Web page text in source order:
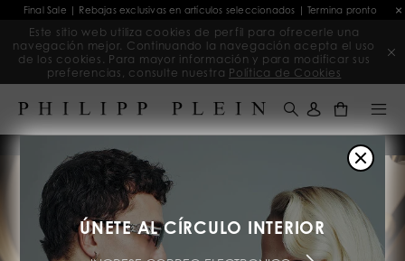
Final Sale | Rebajas exclusivas en artículos seleccionados | Termina pronto
Este sitio web utiliza cookies de perfil para ofrecerle una
navegación mejor. Continuando la navegación acepta el uso
de los cookies. Para mayor información y para modificar sus
preferencias, consulte nuestra Política de Cookies
ÚNETE AL CÍRCULO INTERIOR